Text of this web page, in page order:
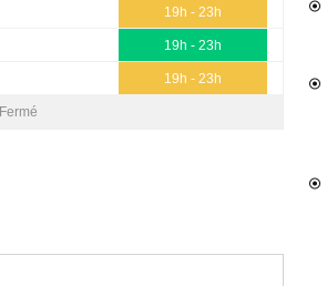
19h - 23h
19h - 23h
19h - 23h
Fermé